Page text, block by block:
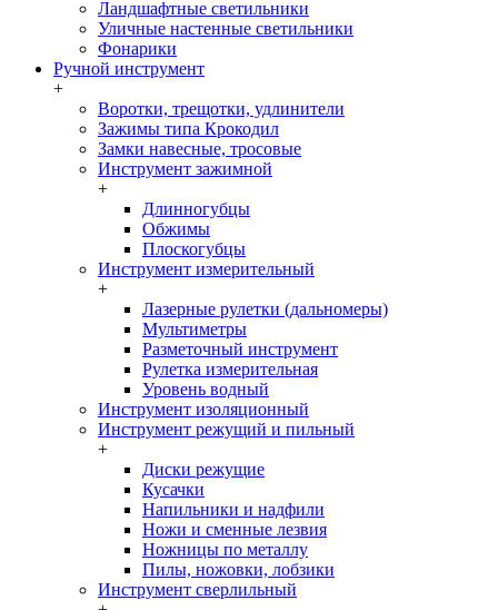
Ландшафтные светильники
Уличные настенные светильники
Фонарики
Ручной инструмент
+
Воротки, трещотки, удлинители
Зажимы типа Крокодил
Замки навесные, тросовые
Инструмент зажимной
+
Длинногубцы
Обжимы
Плоскогубцы
Инструмент измерительный
+
Лазерные рулетки (дальномеры)
Мультиметры
Разметочный инструмент
Рулетка измерительная
Уровень водный
Инструмент изоляционный
Инструмент режущий и пильный
+
Диски режущие
Кусачки
Напильники и надфили
Ножи и сменные лезвия
Ножницы по металлу
Пилы, ножовки, лобзики
Инструмент сверлильный